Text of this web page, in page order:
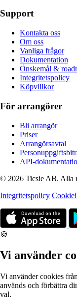
Support
Kontakta oss
Om oss
Vanliga frågor
Dokumentation
Önskemål &
Integritetspolicy
Köpvillkor
För arrangörer
Bli arrangör
Priser
Arrangörsavtal
API-
© 2026 Ticsie AB. Alla
Integritetspolicy
🍪
Vi använder
Vi använder cookies
används och förbättra
val.